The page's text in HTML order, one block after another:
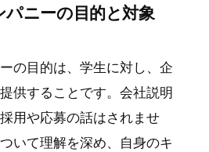
パニーの目的と対象
の目的は、学生に対し、企
供することです。会社説明
用や応募の話はされませ
いて理解を深め、自身のキ